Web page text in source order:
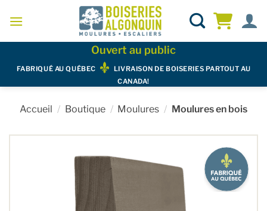
Ouvert au public
FABRIQUÉ AU QUÉBEC
LIVRAISON DE BOISERIES PARTOUT AU
CANADA!
Accueil / Boutique / Moulures / Moulures en bois